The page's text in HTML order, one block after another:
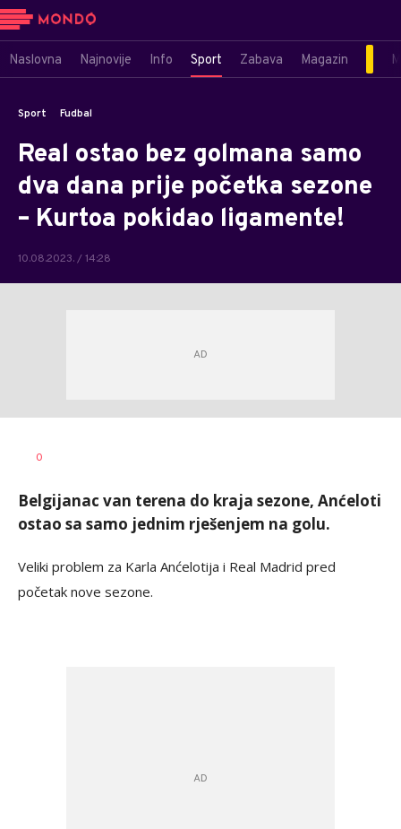
Naslovna Najnovije Info Sport Zabava Magazin
Sport Fudbal
Real ostao bez golmana samo
dva dana prije početka sezone
– Kurtoa pokidao ligamente!
10.08.2023. / 14:28
AUTOR
0
Belgijanac van terena do kraja sezone, Anćeloti
ostao sa samo jednim rješenjem na golu.
Veliki problem za Karla Anćelotija i Real Madrid pred
početak nove sezone.